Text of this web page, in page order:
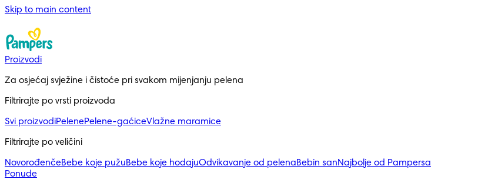
Skip to main content
Proizvodi
Za osjećaj svježine i čistoće pri svakom mijenjanju pelena
Filtrirajte po vrsti proizvoda
Svi proizvodiPelenePelene-gaćiceVlažne maramice
Filtrirajte po veličini
NovorođenčeBebe koje pužuBebe koje hodajuOdvikavanje od pelenaBebin sanNajbolje od Pampersa
Ponude